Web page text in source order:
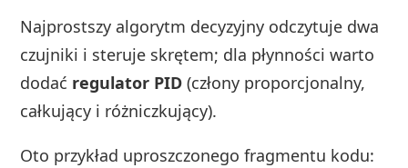
Najprostszy algorytm decyzyjny odczytuje dwa
czujniki i steruje skrętem; dla płynności warto
dodać regulator PID (człony proporcjonalny,
całkujący i różniczkujący).
Oto przykład uproszczonego fragmentu kodu: